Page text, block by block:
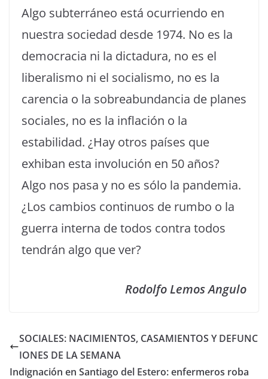
Algo subterráneo está ocurriendo en
nuestra sociedad desde 1974. No es la
democracia ni la dictadura, no es el
liberalismo ni el socialismo, no es la
carencia o la sobreabundancia de planes
sociales, no es la inflación o la
estabilidad. ¿Hay otros países que
exhiban esta involución en 50 años?
Algo nos pasa y no es sólo la pandemia.
¿Los cambios continuos de rumbo o la
guerra interna de todos contra todos
tendrán algo que ver?
Rodolfo Lemos Angulo
SOCIALES: NACIMIENTOS, CASAMIENTOS Y DEFUNC
IONES DE LA SEMANA
Indignación en Santiago del Estero: enfermeros roba